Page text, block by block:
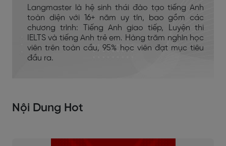
Langmaster là hệ sinh thái đào tạo tiếng Anh
toàn diện với 16+ năm uy tín, bao gồm các
chương trình: Tiếng Anh giao tiếp, Luyện thi
IELTS và tiếng Anh trẻ em. Hàng trăm nghìn học
viên trên toàn cầu, 95% học viên đạt mục tiêu
đầu ra.
Nội Dung Hot